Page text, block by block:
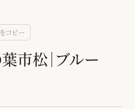
コピー
葉市松｜ブルー